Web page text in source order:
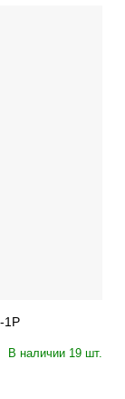
1P
В наличии 19 шт.